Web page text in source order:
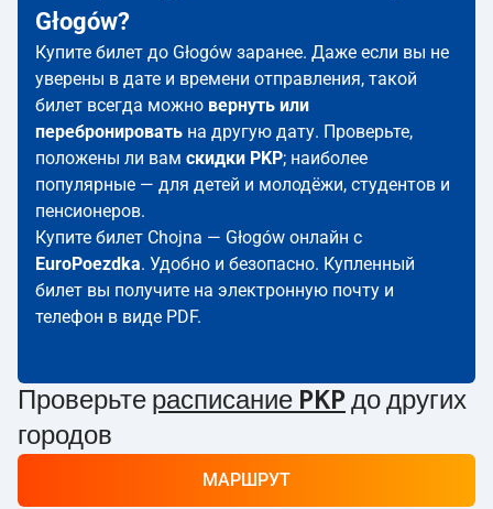
Głogów?
Купите билет до Głogów заранее. Даже если вы не
уверены в дате и времени отправления, такой
билет всегда можно вернуть или
перебронировать на другую дату. Проверьте,
положены ли вам скидки PKP; наиболее
популярные — для детей и молодёжи, студентов и
пенсионеров.
Купите билет Chojna — Głogów онлайн с
EuroPoezdka. Удобно и безопасно. Купленный
билет вы получите на электронную почту и
телефон в виде PDF.
Проверьте расписание PKP до других
городов
МАРШРУТ